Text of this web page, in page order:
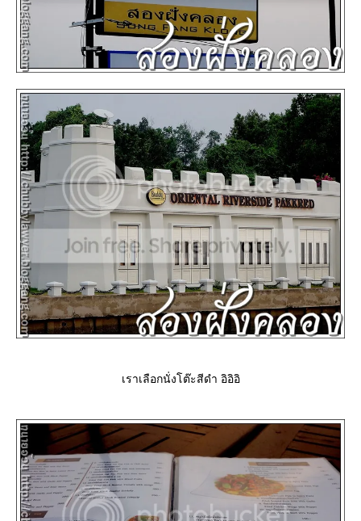
เราเลือกนั่งโต๊ะสีดำ อิอิอิ